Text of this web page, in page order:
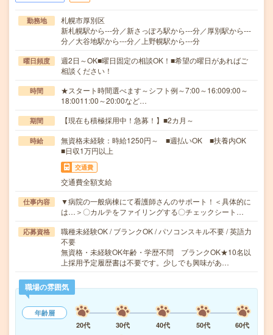
勤務地
札幌市厚別区
新札幌駅から---分／新さっぽろ駅から---分／厚別駅から---
分／大谷地駅から---分／上野幌駅から---分
曜日頻度
週2日～OK■曜日固定の相談OK！■希望の曜日があればご
相談ください！
時間
★スタート時間選べます～シフト例～7:00～16:009:00～
18:0011:00～20:00など…
期間 【現在も積極採用中！急募！】■2カ月～
時給
無資格未経験：時給1250円～ ■週払いOK ■扶養内OK
■日収1万円以上
交通費
交通費全額支給
仕事内容
▼病院の一般病棟にて看護師さんのサポート！＜具体的に
は…＞〇カルテをファイリングする〇チェックシート…
応募資格
職種未経験OK / ブランクOK / パソコンスキル不要 / 英語力
不要
無資格・未経験OK年齢・学歴不問 ブランクOK★10名以
上採用予定履歴書は不要です。少しでも興味があ…
職場の雰囲気
年齢層
20代
30代 40代 50代
60代